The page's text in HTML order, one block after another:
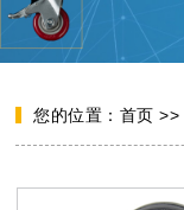
您的位置： 首页 >>